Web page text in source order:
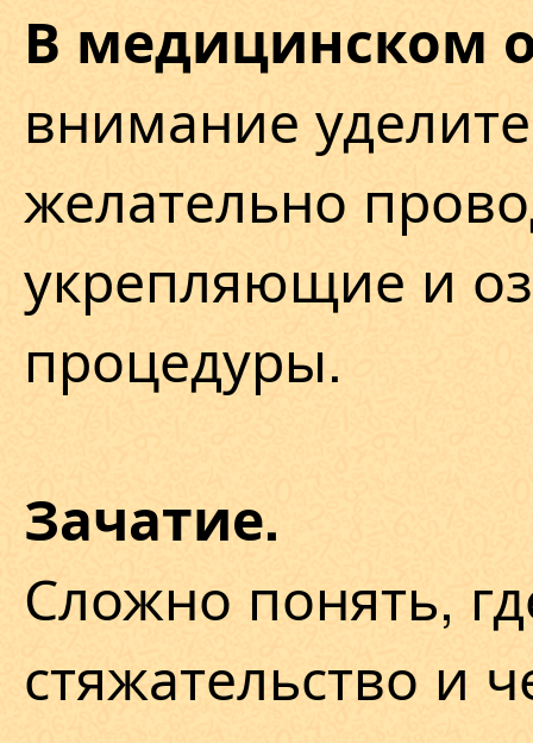
В медицинском
внимание
желательно
укрепляющие и
процедуры.
Зачатие.
Сложно понять,
стяжательство и